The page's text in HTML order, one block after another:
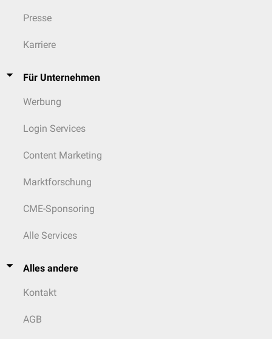
Presse
Karriere
Für Unternehmen
Werbung
Login Services
Content Marketing
Marktforschung
CME-Sponsoring
Alle Services
Alles andere
Kontakt
AGB